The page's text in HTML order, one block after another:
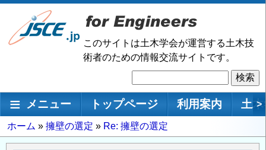
メ
ン
移
このサイトは土木学会が運営する土木技
術者のための情報交流サイトです。
索
メインナビゲーション
メニュー トップページ 利用案内 土 >
パ
ン
ホーム 擁壁の選定 Re: 擁壁の選定